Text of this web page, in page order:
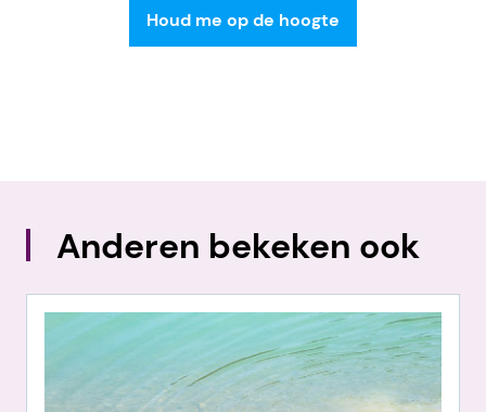
Anderen bekeken ook